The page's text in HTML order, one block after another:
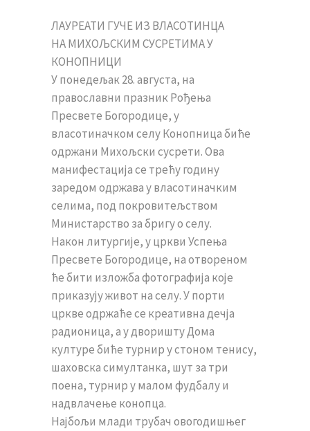
ЛАУРЕАТИ ГУЧЕ ИЗ ВЛАСОТИНЦА
НА МИХОЉСКИМ СУСРЕТИМА У
КОНОПНИЦИ
У понедељак 28. августа, на
православни празник Рођења
Пресвете Богородице, у
власотиначком селу Конопница биће
одржани Михољски сусрети. Ова
манифестација се трећу годину
заредом одржава у власотиначким
селима, под покровитељством
Министарство за бригу о селу.
Након литургије, у цркви Успења
Пресвете Богородице, на отвореном
ће бити изложба фотографија које
приказују живот на селу. У порти
цркве одржаће се креативна дечја
радионица, а у дворишту Дома
културе биће турнир у стоном тенису,
шаховска симултанка, шут за три
поена, турнир у малом фудбалу и
надвлачење конопца.
Најбољи млади трубач овогодишњег